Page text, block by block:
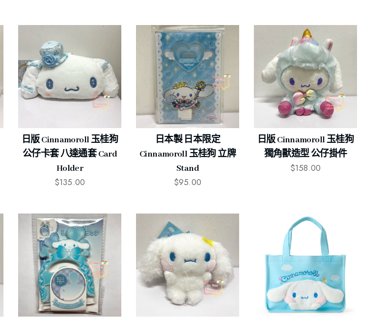
日版 Cinnamoroll 玉桂狗
公仔卡套 八達通套 Card
Holder
$135.00
日本製 日本限定
Cinnamoroll 玉桂狗 立牌
Stand
$95.00
日版 Cinnamoroll 玉桂狗
獨角獸造型 公仔掛件
$158.00